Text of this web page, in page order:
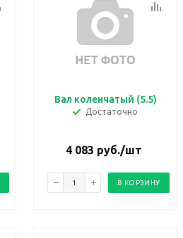
Вал коленчатый (5.5)
Достаточно
4 083 руб./шт
В КОРЗИНУ